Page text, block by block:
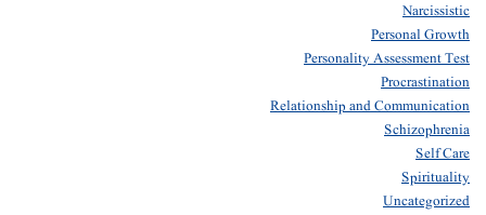
Narcissistic
Personal Growth
Personality Assessment Test
Procrastination
Relationship and Communication
Schizophrenia
Self Care
Spirituality
Uncategorized